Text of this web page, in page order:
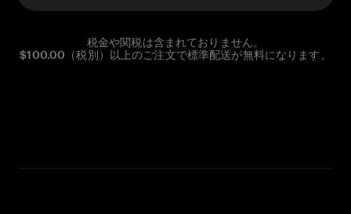
税金や関税は含まれておりません。
$100.00（税別）以上のご注文で標準配送が無料になります。